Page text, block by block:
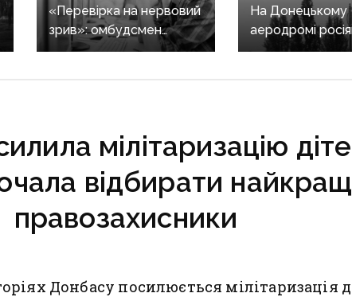
«Перевірка на нервовий
зрив»: омбудсмен
Лубінець розкритикував
На Донецькому
аеродромі
понад 130
мілітаризацію
відбирати
правозахисники
Донбасу посилюється мілітаризація